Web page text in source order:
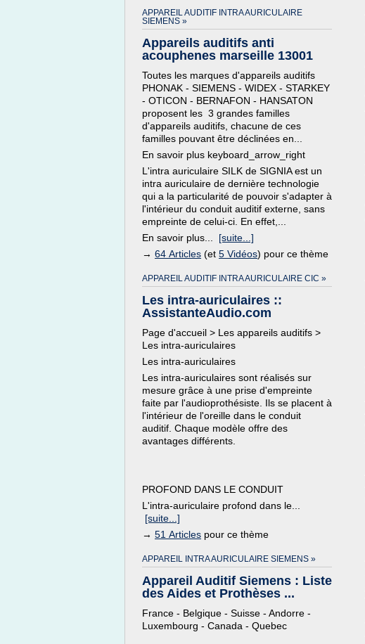
APPAREIL AUDITIF INTRA AURICULAIRE
SIEMENS »
Appareils auditifs anti
acouphenes marseille 13001
Toutes les marques d'appareils auditifs
PHONAK - SIEMENS - WIDEX - STARKEY
- OTICON - BERNAFON - HANSATON
proposent les 3 grandes familles
d'appareils auditifs, chacune de ces
familles pouvant être déclinées en...
En savoir plus keyboard_arrow_right
L'intra auriculaire SILK de SIGNIA est un
intra auriculaire de dernière technologie
qui a la particularité de pouvoir s'adapter à
l'intérieur du conduit auditif externe, sans
empreinte de celui-ci. En effet,...
En savoir plus... [suite...]
→ 64 Articles (et 5 Vidéos) pour ce thème
APPAREIL AUDITIF INTRA AURICULAIRE CIC »
Les intra-auriculaires ::
AssistanteAudio.com
Page d'accueil > Les appareils auditifs >
Les intra-auriculaires
Les intra-auriculaires
Les intra-auriculaires sont réalisés sur
mesure grâce à une prise d'empreinte
faite par l'audioprothésiste. Ils se placent à
l'intérieur de l'oreille dans le conduit
auditif. Chaque modèle offre des
avantages différents.
PROFOND DANS LE CONDUIT
L'intra-auriculaire profond dans le...
[suite...]
→ 51 Articles pour ce thème
APPAREIL INTRA AURICULAIRE SIEMENS »
Appareil Auditif Siemens : Liste
des Aides et Prothèses ...
France - Belgique - Suisse - Andorre -
Luxembourg - Canada - Quebec